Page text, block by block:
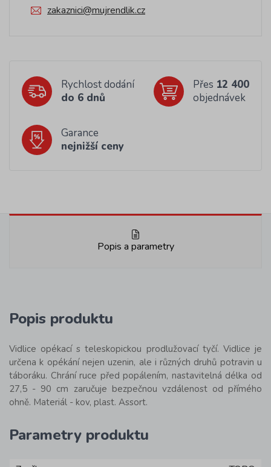
zakaznici@mujrendlik.cz
Rychlost dodání
do 6 dnů
Přes 12 400
objednávek
Garance
nejnižší ceny
Popis a parametry
Popis produktu
Vidlice opékací s teleskopickou prodlužovací tyčí. Vidlice je
určena k opékání nejen uzenin, ale i různých druhů potravin u
táboráku. Chrání ruce před popálením, nastavitelná délka od
27,5 - 90 cm zaručuje bezpečnou vzdálenost od přímého
ohně. Materiál - kov, plast. Assort.
Parametry produktu